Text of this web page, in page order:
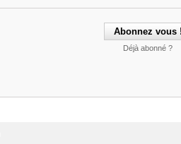
Déjà abonné ?